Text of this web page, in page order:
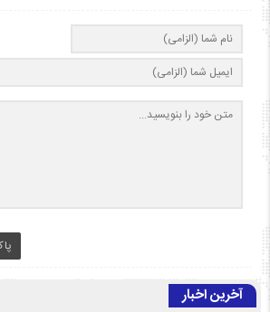
آخرین اخبار